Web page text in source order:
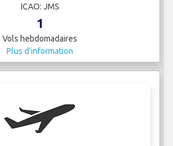
ICAO: JMS
1
Vols hebdomadaires
Plus d'information